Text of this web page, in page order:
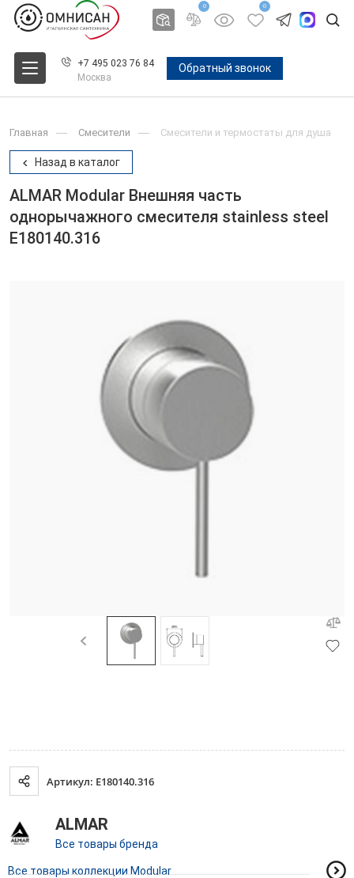
0 0
+7 495 023 76 84
Москва
Обратный звонок
Главная Смесители Смесители и термостаты для душа
Назад в каталог
ALMAR Modular Внешняя часть
однорычажного смесителя stainless steel
E180140.316
Артикул: E180140.316
ALMAR
Все товары бренда
Все товары коллекции Modular